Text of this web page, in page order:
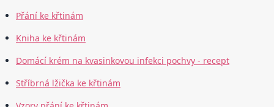
Přání ke křtinám
Kniha ke křtinám
Domácí krém na kvasinkovou infekci pochvy - recept
Stříbrná lžička ke křtinám